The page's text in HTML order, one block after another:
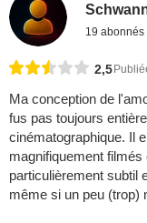
19 abonnés
2,5
Ma conception de
fus pas toujours
cinématographique. Il
magnifiquement
particulièrement subtil
même si un peu (trop)